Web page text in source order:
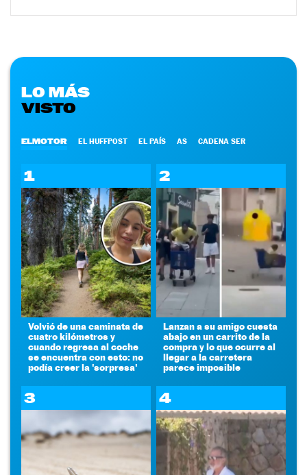
LO MÁS
VISTO
ELMOTOR EL HUFFPOST EL PAÍS AS CADENA SER
1
Volvió de una caminata de
cuatro kilómetros y
cuando regresa al coche
se encuentra con esto: no
podía creer la 'sorpresa'
2
Lanzan a su amigo cuesta
abajo en un carrito de la
compra y lo que ocurre al
llegar a la carretera
parece imposible
3 4